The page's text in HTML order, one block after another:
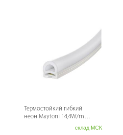
Термостойкий гибкий
неон Maytoni 14,4W/m
2835SMD дневной белый 5M
склад МСК